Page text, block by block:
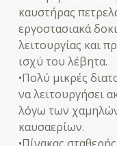
καυστήρας
εργοστασιακά
λειτουργίας και
ισχύ του λέβητα.
•Πολύ μικρές
να λειτουργήσει
λόγω των
καυσαερίων.